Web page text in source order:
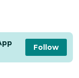
Follow